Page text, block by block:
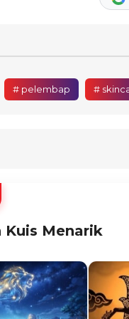
# pelembap #
Kuis Menarik